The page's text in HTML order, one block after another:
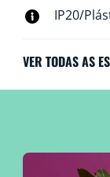
IP20/
VER TODAS AS